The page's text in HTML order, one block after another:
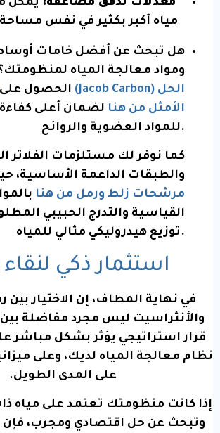
معدلات تدفق مضاعفة: يمكن
مياه أكبر بكثير في نفس مساحة
هل تبحث عن أفضل خامات
ومواد معالجة المياه
الحصول على
الأمثل من هنا لضمان أعلى كفاءة
للمواد العضوية والروائح.
كما نوفر لك مستلزمات الفلاتر
والطبقات الداعمة الأساسية،
مرشحات زلط ورمل من هنا
القياسية والتدرج الحبيبي
توزيع هيدروليكي مثالي للمياه.
استثمار ذكي
في نهاية المطاف، إن الاختيار بين
والأنثراسيت ليس مجرد مفاضلة بين
قرار استراتيجي يؤثر بشكل مباشر
نظام معالجة المياه لديك، وعلى
على المدى الطويل.
إذا كانت منظومتك تعتمد على مياه
وتبحث عن حل اقتصادي ومجرب، فإن